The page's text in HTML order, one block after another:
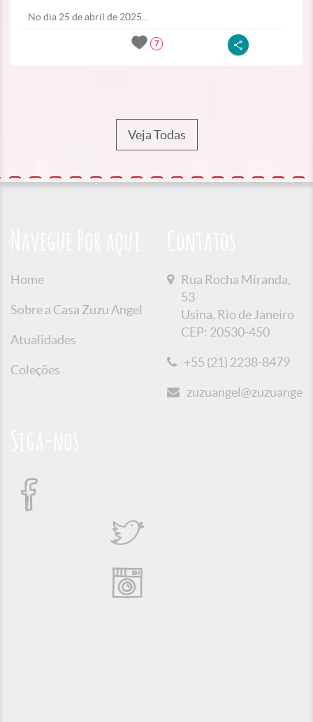
No dia 25 de abril de 2025...
7
Veja Todas
Home
Sobre a Casa Zuzu Angel
Atualidades
Coleções
Rua Rocha Miranda,
53
Usina, Rio de Janeiro
CEP: 20530-450
+55 (21) 2238-8479